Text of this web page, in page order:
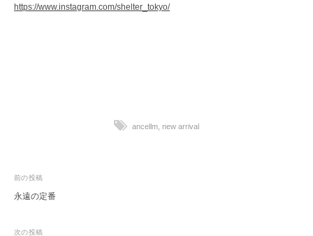
https://www.instagram.com/shelter_tokyo/
ancellm new arrival
投
稿
前の投稿
永遠の定番
次の投稿